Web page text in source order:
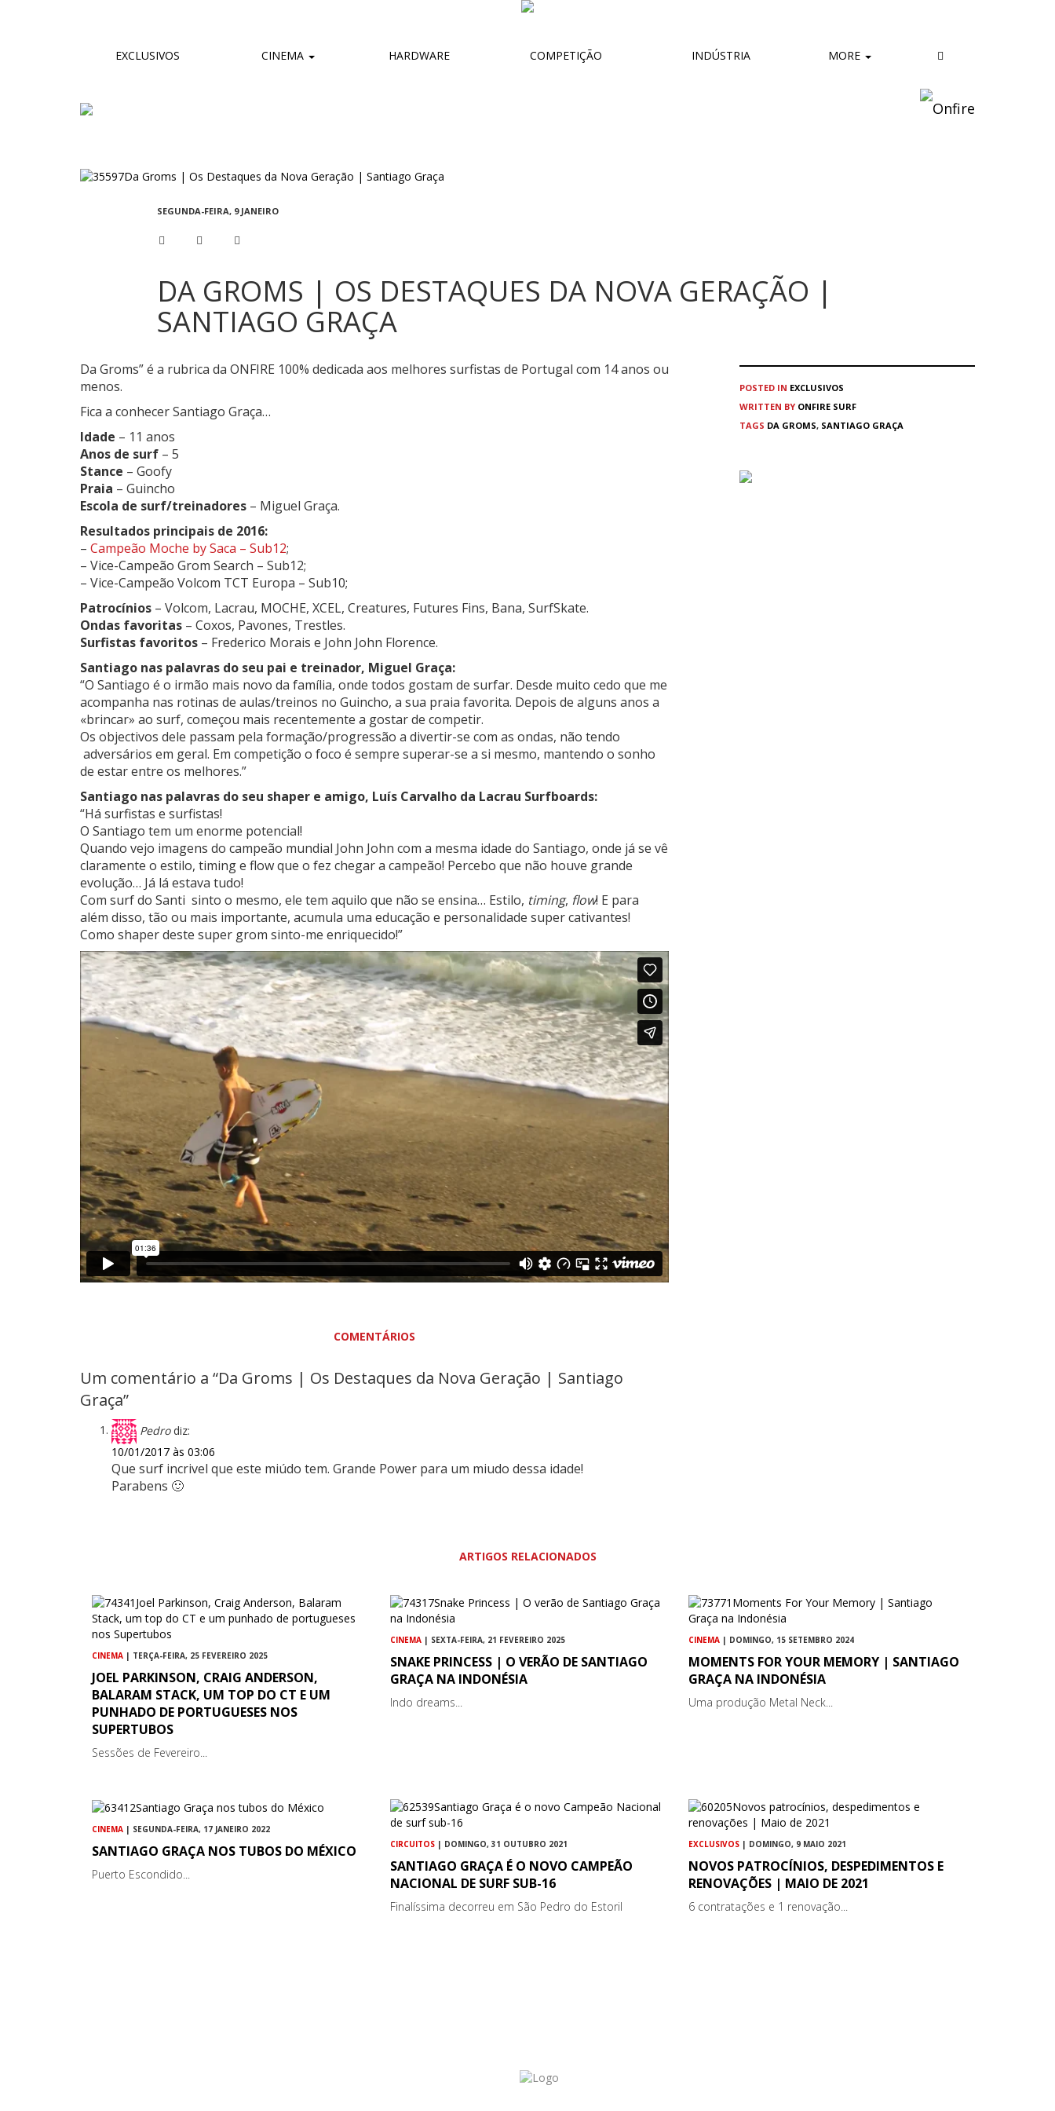
EXCLUSIVOS CINEMA HARDWARE COMPETIÇÃO INDÚSTRIA MORE
SEGUNDA-FEIRA, 9 JANEIRO
DA GROMS | OS DESTAQUES DA NOVA GERAÇÃO |
SANTIAGO GRAÇA
Da Groms” é a rubrica da ONFIRE 100% dedicada aos melhores surfistas de Portugal com 14 anos ou
menos.
Fica a conhecer Santiago Graça…
Idade – 11 anos
Anos de surf – 5
Stance – Goofy
Praia – Guincho
Escola de surf/treinadores – Miguel Graça.
Resultados principais de 2016:
– Campeão Moche by Saca – Sub12;
– Vice-Campeão Grom Search – Sub12;
– Vice-Campeão Volcom TCT Europa – Sub10;
Patrocínios – Volcom, Lacrau, MOCHE, XCEL, Creatures, Futures Fins, Bana, SurfSkate.
Ondas favoritas – Coxos, Pavones, Trestles.
Surfistas favoritos – Frederico Morais e John John Florence.
Santiago nas palavras do seu pai e treinador, Miguel Graça:
“O Santiago é o irmão mais novo da família, onde todos gostam de surfar. Desde muito cedo que me
acompanha nas rotinas de aulas/treinos no Guincho, a sua praia favorita. Depois de alguns anos a
«brincar» ao surf, começou mais recentemente a gostar de competir.
Os objectivos dele passam pela formação/progressão a divertir-se com as ondas, não tendo
adversários em geral. Em competição o foco é sempre superar-se a si mesmo, mantendo o sonho
de estar entre os melhores.”
Santiago nas palavras do seu shaper e amigo, Luís Carvalho da Lacrau Surfboards:
“Há surfistas e surfistas!
O Santiago tem um enorme potencial!
Quando vejo imagens do campeão mundial John John com a mesma idade do Santiago, onde já se vê
claramente o estilo, timing e flow que o fez chegar a campeão! Percebo que não houve grande
evolução… Já lá estava tudo!
Com surf do Santi sinto o mesmo, ele tem aquilo que não se ensina… Estilo, timing, flow! E para
além disso, tão ou mais importante, acumula uma educação e personalidade super cativantes!
Como shaper deste super grom sinto-me enriquecido!”
COMENTÁRIOS
Um comentário a “Da Groms | Os Destaques da Nova Geração | Santiago
Graça”
Pedro diz:
10/01/2017 às 03:06
Que surf incrivel que este miúdo tem. Grande Power para um miudo dessa idade!
Parabens 🙂
POSTED IN EXCLUSIVOS
WRITTEN BY ONFIRE SURF
TAGS DA GROMS, SANTIAGO GRAÇA
ARTIGOS RELACIONADOS
CINEMA | TERÇA-FEIRA, 25 FEVEREIRO 2025
JOEL PARKINSON, CRAIG ANDERSON,
BALARAM STACK, UM TOP DO CT E UM
PUNHADO DE PORTUGUESES NOS
SUPERTUBOS
Sessões de Fevereiro...
CINEMA | SEXTA-FEIRA, 21 FEVEREIRO 2025
SNAKE PRINCESS | O VERÃO DE SANTIAGO
GRAÇA NA INDONÉSIA
Indo dreams...
CINEMA | DOMINGO, 15 SETEMBRO 2024
MOMENTS FOR YOUR MEMORY | SANTIAGO
GRAÇA NA INDONÉSIA
Uma produção Metal Neck...
CINEMA | SEGUNDA-FEIRA, 17 JANEIRO 2022
SANTIAGO GRAÇA NOS TUBOS DO MÉXICO
Puerto Escondido...
CIRCUITOS | DOMINGO, 31 OUTUBRO 2021
SANTIAGO GRAÇA É O NOVO CAMPEÃO
NACIONAL DE SURF SUB-16
Finalíssima decorreu em São Pedro do Estoril
EXCLUSIVOS | DOMINGO, 9 MAIO 2021
NOVOS PATROCÍNIOS, DESPEDIMENTOS E
RENOVAÇÕES | MAIO DE 2021
6 contratações e 1 renovação...